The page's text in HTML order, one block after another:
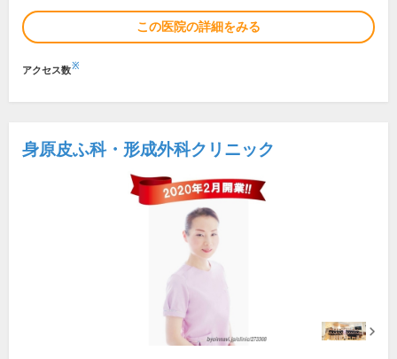
この医院の詳細をみる
アクセス数※
身原皮ふ科・形成外科クリニック